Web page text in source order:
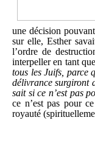
une décision
sur elle, Esther
l’ordre de
interpeller en tant
tous les Juifs, parce
délivrance surgiront
sait si ce n’est pas
ce n’est pas pour
royauté